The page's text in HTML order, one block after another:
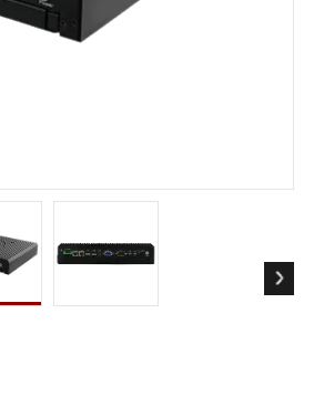
Gateway